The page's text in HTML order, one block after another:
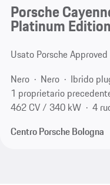
Porsche
Platinum Edition
Usato Porsche Approved
Nero
Nero Ibrido
1 proprietario
462 CV / 340 kW
4
Centro Porsche Bologna